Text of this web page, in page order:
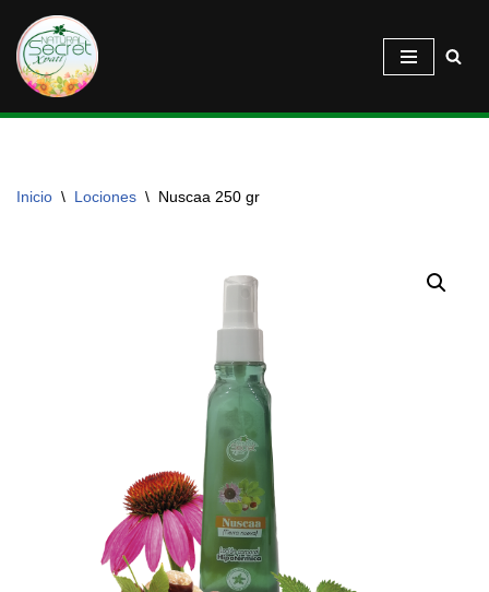
Saltar
al
contenido
Inicio \ Lociones \ Nuscaa 250 gr